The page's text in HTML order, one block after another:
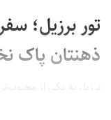
تور برزیل؛
ذهنتان پاک
متعددی در بازه‌های